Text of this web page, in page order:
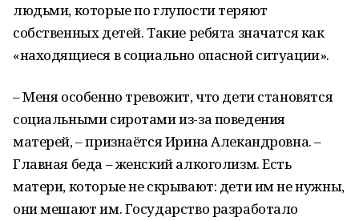
людьми, которые по глупости теряют
собственных детей. Такие ребята значатся как
«находящиеся в социально опасной ситуации».
– Меня особенно тревожит, что дети становятся
социальными сиротами из-за поведения
матерей, – признаётся Ирина Алекандровна. –
Главная беда – женский алкоголизм. Есть
матери, которые не скрывают: дети им не нужны,
они мешают им. Государство разработало